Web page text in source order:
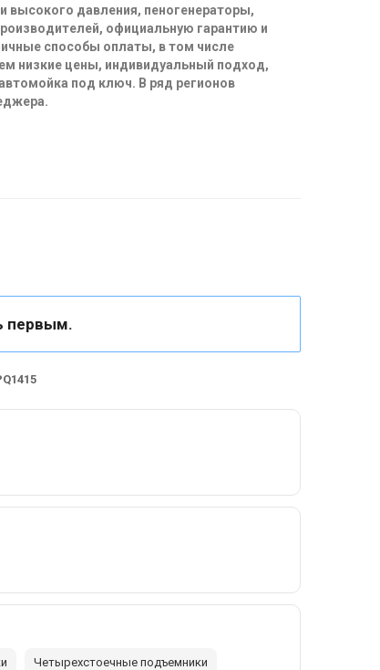
высокого давления, пеногенераторы,
официальную гарантию и
способы оплаты, в том числе
низкие цены, индивидуальный подход,
под ключ. В ряд регионов
первым.
Четырехстоечные подъемники